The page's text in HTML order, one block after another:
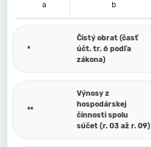
a b
*
Čistý obrat (časť
účt. tr. 6 podľa
zákona)
**
Výnosy z
hospodárskej
činnosti spolu
súčet (r. 03 až r. 09)